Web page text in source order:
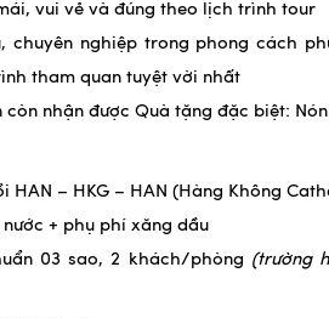
cam kết khách hàng sẽ được
vui vẻ và đúng theo lịch trình tour
chuyên nghiệp trong phong cách
tham quan tuyệt vời nhất
còn nhận được Quà tặng đặc biệt:
HAN – HKG – HAN (Hàng Không
+ phụ phí xăng dầu
03 sao, 2 khách/phòng